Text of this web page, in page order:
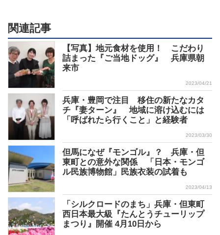
関連記事
【写真】地元食材を使用！ こだわり
詰まった『ご当地ドッグ』 兵庫県朝
来市
2023/04/21
兵庫・豊岡で注目 移住の新たなカタ
チ『妻ターン』 地域に溶け込むには
「呼ばれたら行くこと」と経験者
2023/03/30
但馬になぜ『モンゴル』？ 兵庫・但
東町との意外な関係 「日本・モンゴ
ル民族博物館」民族衣装の試着も
2023/04/13
「シルクロードのまち」兵庫・但東町
西日本最大級『たんとうチューリップ
まつり』開催 4月10日から